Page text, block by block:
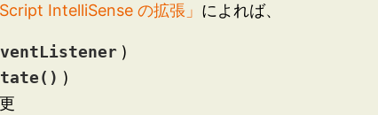
IntelliSense の拡張」 によれば、
)
)